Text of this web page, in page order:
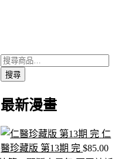
搜
尋
鍵
搜尋
最新漫畫
仁
醫珍藏版 第13期 完 $85.00